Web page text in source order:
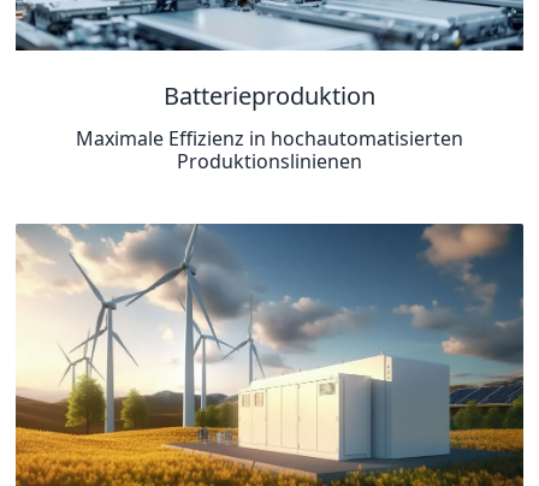
Batterieproduktion
Maximale Effizienz in hochautomatisierten
Produktionslinienen